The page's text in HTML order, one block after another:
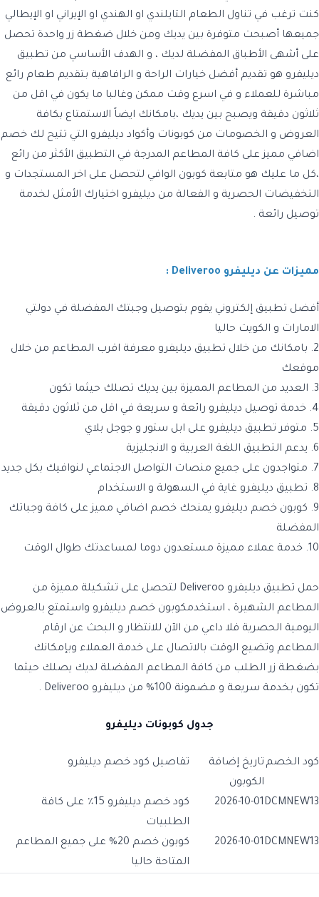
كنت ترغب في تناول الطعام التايلندي او الهندي او الإيراني او الإيطالي
جميعها أصبحت متوفرة بين يديك ومن خلال ضغطة زر واحدة تحصل
على أشهى الأطباق المفضلة لديك ، و الهدف الأساسي من تطبيق
ديليفرو هو تقديم أفضل خيارات الراحة و الرافاهية بتقديم طعام رائع
مباشرة للعملاء و في اسرع وقت ممكن وغالبا ما يكون في اقل من
ثلاثون دقيقة ويصبح بين يديك ،بامكانك ايضاً الاستمتاع بكافة
العروض و الخصومات من كوبونات وأكواد ديليفرو التي تتيح لك خصم
اضافي مميز على كافة المطاعم المدرجة في التطبيق الأكثر من رائع
،كل ما عليك هو متابعة كوبون الوافي لتحصل على اخر المستجدات و
التخفيضات الحصرية و الفعالة من ديليفرو اختيارك الأمثل لخدمة
توصيل رائعة .
مميزات عن ديليفرو Deliveroo :
أفضل تطبيق إلكتروني يقوم بتوصيل وجبتك المفضلة في دولتي
الامارات و الكويت حاليا
2. بامكانك من خلال تطبيق ديليفرو معرفة اقرب المطاعم من خلال
موقعك
3. العديد من المطاعم المميزة بين يديك تصلك حيثما تكون
4. خدمة توصيل ديليفرو رائعة و سريعة في اقل من ثلاثون دقيقة
5. متوفر تطبيق ديليفرو على ابل ستور و جوجل بلاي
6. يدعم التطبيق اللغة العربية و الانجليزية
7. متواجدون على جميع منصات التواصل الاجتماعي لنوافيك بكل جديد
8. تطبيق ديليفرو غاية في السهولة و الاستخدام
9. كوبون خصم ديليفرو يمنحك خصم اضافي مميز على كافة وجباتك
المفضلة
10. خدمة عملاء مميزة مستعدون دوما لمساعدتك طوال الوقت
حمل تطبيق ديليفرو Deliveroo
لتحصل على تشكيلة مميزة من
المطاعم الشهيرة ، استخدمكوبون خصم ديليفرو واستمتع بالعروض
اليومية الحصرية فلا داعي من الآن للانتظار و البحث عن ارقام
المطاعم وتضيع الوقت بالاتصال على خدمة العملاء وبإمكانك
بضغطة زر الطلب من كافة المطاعم المفضلة لديك يصلك حيثما
تكون بخدمة سريعة و مضمونة 100% من
ديليفرو Deliveroo .
جدول كوبونات ديليفرو
كود الخصم تاريخ إضافة
الكوبون
تفاصيل كود خصم ديليفرو
DCMNEW13
2026-10-01
كود خصم ديليفرو 15٪ على كافة
الطلبيات
DCMNEW13
2026-10-01
كوبون خصم 20% على جميع المطاعم
المتاحة حاليا